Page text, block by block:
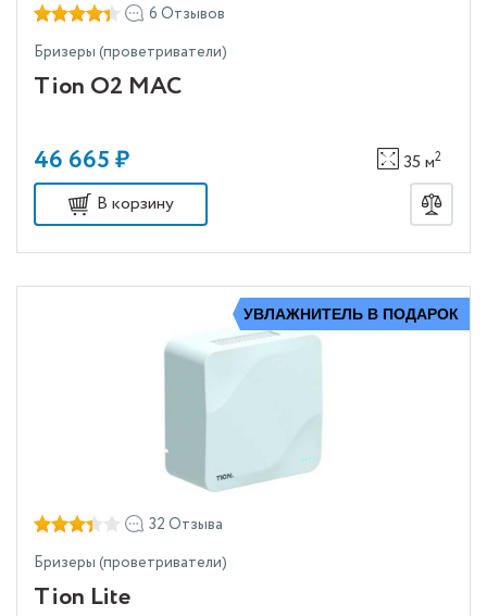
6 Отзывов
Бризеры (проветриватели)
Tion О2 MAC
46 665 ₽ 35 м2
В корзину
32 Отзыва
Бризеры (проветриватели)
Tion Lite
УВЛАЖНИТЕЛЬ В ПОДАРОК